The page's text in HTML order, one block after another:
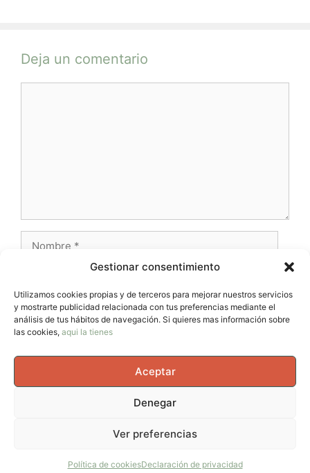
Gestionar consentimiento
Utilizamos cookies propias y de terceros para mejorar nuestros servicios
y mostrarte publicidad relacionada con tus preferencias mediante el
análisis de tus hábitos de navegación. Si quieres mas información sobre
las cookies, aqui la tienes
Aceptar
Denegar
Ver preferencias
Política de cookiesDeclaración de privacidad
Deja un comentario
electrónico
Web
© 2026 AvernoTrail - Movimiento, vida y curiosidad, un
cabeza y en la vida.• Creado con GeneratePress